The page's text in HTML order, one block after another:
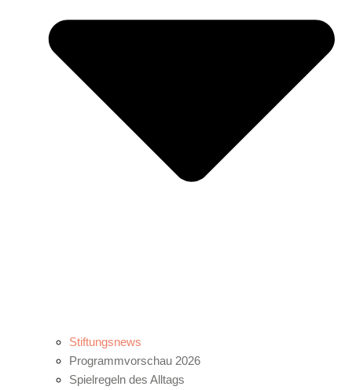
Stiftungsnews
Programmvorschau 2026
Spielregeln des Alltags